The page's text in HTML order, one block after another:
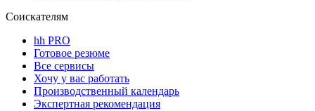
Соискателям
hh PRO
Готовое резюме
Все сервисы
Хочу у вас работать
Производственный календарь
Экспертная рекомендация